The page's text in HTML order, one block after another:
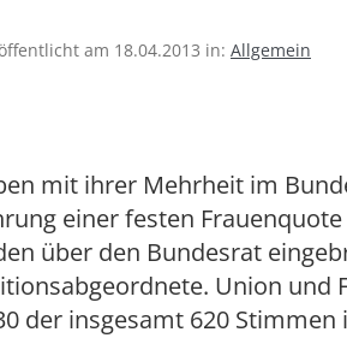
am 18.04.2013 in: Allgemein
mit ihrer Mehrheit im
einer festen
über den Bundesrat
Union und
der insgesamt 620 Stimmen